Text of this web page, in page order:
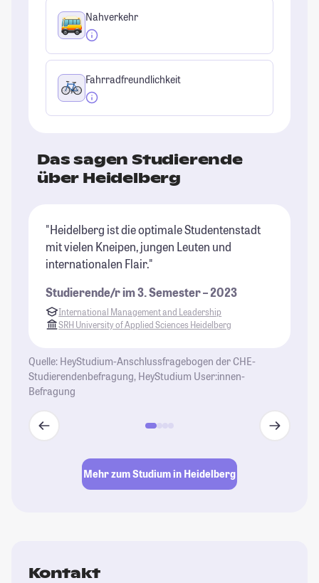
Nahverkehr
Fahrradfreundlichkeit
Das sagen Studierende
über Heidelberg
"Heidelberg ist die optimale Studentenstadt
mit vielen Kneipen, jungen Leuten und
internationalen Flair."
Studierende/r im 3. Semester – 2023
International Management and Leadership
SRH University of Applied Sciences Heidelberg
Quelle: HeyStudium-Anschlussfragebogen der CHE-
Studierendenbefragung, HeyStudium User:innen-
Befragung
Mehr zum Studium in Heidelberg
Kontakt